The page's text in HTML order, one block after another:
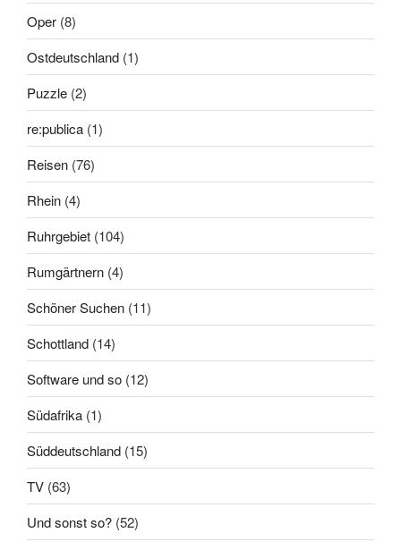
Oper (8)
Ostdeutschland (1)
Puzzle (2)
re:publica (1)
Reisen (76)
Rhein (4)
Ruhrgebiet (104)
Rumgärtnern (4)
Schöner Suchen (11)
Schottland (14)
Software und so (12)
Südafrika (1)
Süddeutschland (15)
TV (63)
Und sonst so? (52)